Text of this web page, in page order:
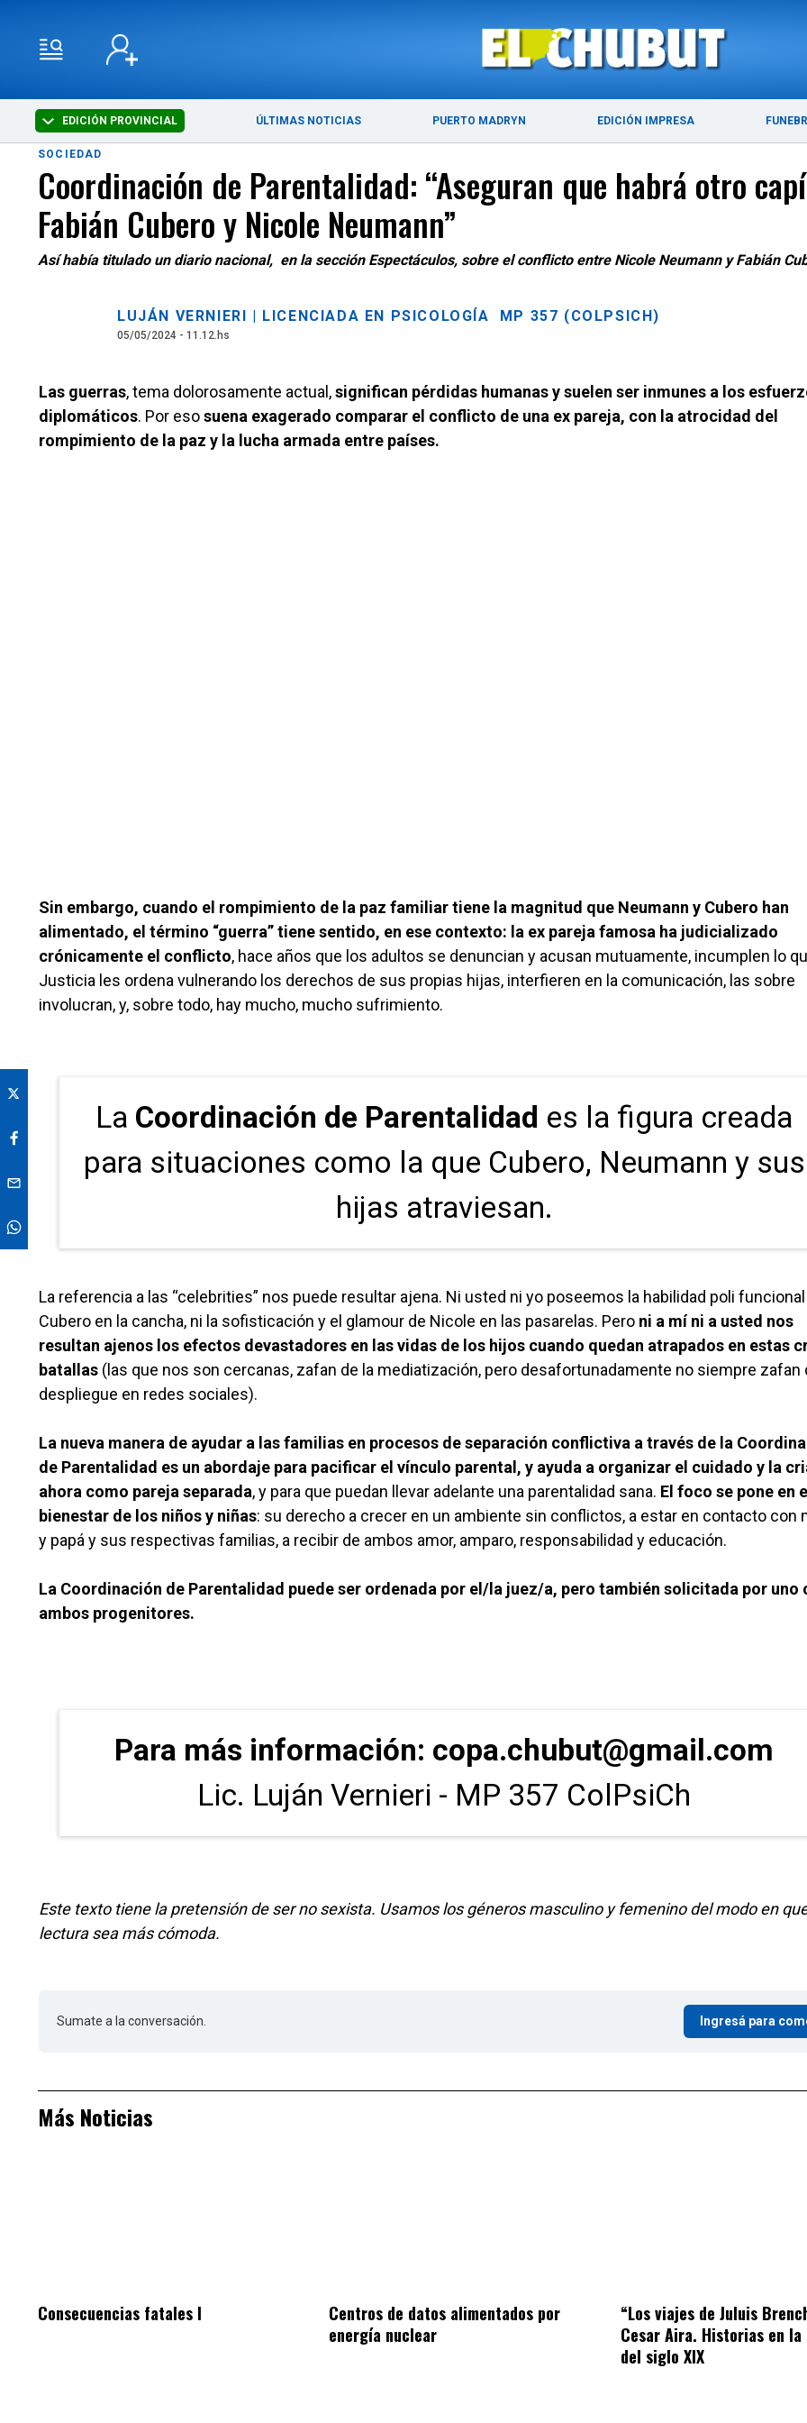
EDICIÓN PROVINCIAL ÚLTIMAS NOTICIAS PUERTO MADRYN EDICIÓN IMPRESA
ÚLTIMAS NOTICIAS PUERTO MADRYN
SOCIEDAD
Coordinación de Parentalidad: “Aseguran que habrá otro
Fabián Cubero y Nicole Neumann”
Así había titulado un diario nacional, en la sección Espectáculos, sobre el conflicto entre Nicole Neumann y Fabián
LUJÁN VERNIERI | LICENCIADA EN PSICOLOGÍA MP 357 (COLPSICH)
05/05/2024 - 11.12.hs
Las guerras, tema dolorosamente actual,significan pérdidas humanas y suelen ser inmunes a los
diplomáticos. Por esosuena exagerado comparar el conflicto de una ex pareja, con la atrocidad del
rompimiento de la paz y la lucha armada entre países.
Sin embargo, cuando el rompimiento de la paz familiar tiene la magnitud que Neumann y Cubero han
alimentado, el término “guerra” tiene sentido, en ese contexto: la ex pareja famosa ha judicializado
crónicamente el conflicto, hace años que los adultos se denuncian y acusan mutuamente, incumplen lo
Justicia les ordena vulnerando los derechos de sus propias hijas, interfieren en la comunicación, las sobre
involucran, y, sobre todo, hay mucho, mucho sufrimiento.
La Coordinación de Parentalidad es la figura creada
para situaciones como la que Cubero, Neumann y sus
hijas atraviesan.
La referencia a las “celebrities” nos puede resultar ajena. Ni usted ni yo poseemos la habilidad poli
Cubero en la cancha, ni la sofisticación y el glamour de Nicole en las pasarelas. Pero ni a mí ni a usted nos
resultan ajenos los efectos devastadores en las vidas de los hijos cuando quedan atrapados en estas
batallas (las que nos son cercanas, zafan de la mediatización, pero desafortunadamente no siempre zafan
despliegue en redes sociales).
La nueva manera de ayudar a las familias en procesos de separación conflictiva a través de la
de Parentalidad es un abordaje para pacificar el vínculo parental, y ayuda a organizar el cuidado y la
ahora como pareja separada, y para que puedan llevar adelante una parentalidad sana. El foco se pone en
bienestar de los niños y niñas: su derecho a crecer en un ambiente sin conflictos, a estar en contacto con
y papá y sus respectivas familias, a recibir de ambos amor, amparo, responsabilidad y educación.
La Coordinación de Parentalidad puede ser ordenada por el/la juez/a, pero también solicitada por uno
ambos progenitores.
Para más información: copa.chubut@gmail.com
Lic. Luján Vernieri - MP 357 ColPsiCh
Este texto tiene la pretensión de ser no sexista. Usamos los géneros masculino y femenino del modo en
lectura sea más cómoda.
Sumate a la conversación. Ingresá para
Más Noticias
Consecuencias fatales I
Centros de datos alimentados por
energía nuclear
“Los viajes de Juluis
Cesar Aira. Historias en la
del siglo XIX